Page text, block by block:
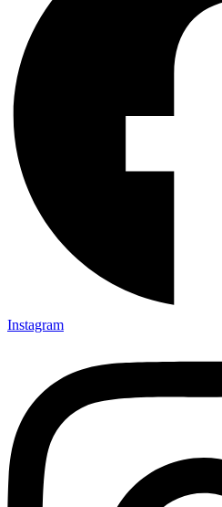
Instagram